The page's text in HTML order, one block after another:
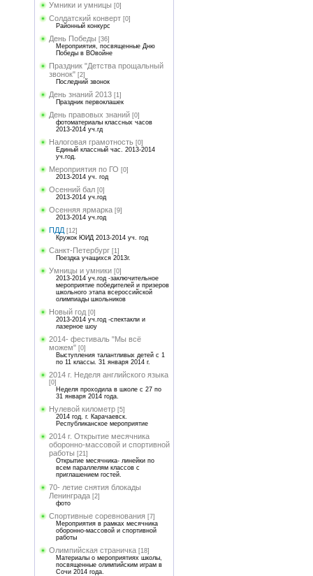
Умники и умницы [0]
Солдатский конверт [0]
Районный конкурс
День Победы [36]
Мероприятия, посвященные Дню
Победы в ВОвойне
Праздник "Детства прощальный
звонок" [2]
Последний звонок
День знаний 2013 [1]
Праздник первоклашек
День правовых знаний [0]
фотоматериалы классных часов
2013-2014 уч.гд
Налоговая грамотность [0]
Единый классный час. 2013-2014
уч.год.
Мероприятия по ГО [0]
2013-2014 уч. год
Осенний бал [0]
2013-2014 уч.год
Осенняя ярмарка [9]
2013-2014 уч.год
ПДД [12]
Кружок ЮИД 2013-2014 уч. год
Санкт-Петербург [1]
Поездка учащихся 2013г.
Умницы и умники [0]
2013-2014 уч.год -заключительное
мероприятие победителей и призеров
школьного этапа всероссийской
олимпиады школьников
Новый год [0]
2013-2014 уч.год -спектакли и
лазерное шоу
2014- фестиваль "Мы всё
можем" [0]
Выступления талантливых детей с 1
по 11 классы. 31 января 2014 г.
2014 г. Неделя английского языка
[0]
Неделя проходила в школе с 27 по
31 января 2014 года.
Нулевой километр [5]
2014 год. г. Карачаевск.
Республиканское мероприятие
2014 г. Открытие месячника
оборонно-массовой и спортивной
работы [21]
Открытие месячника- линейки по
всем параллелям классов с
приглашением гостей.
70- летие снятия блокады
Ленинграда [2]
фото
Спортивные соревнования [7]
Мероприятия в рамках месячника
оборонно-массовой и спортивной
работы
Олимпийская страничка [18]
Материалы о мероприятиях школы,
посвященные олимпийским играм в
Сочи 2014 года.